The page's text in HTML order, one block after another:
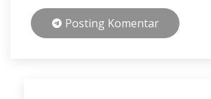
Posting Komentar